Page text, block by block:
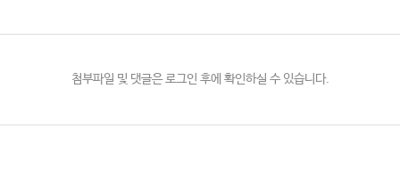
첨부파일 및 댓글은 로그인 후에 확인하실 수 있습니다.